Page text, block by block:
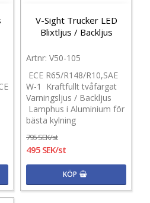
V-Sight Trucker LED
Blixtljus / Backljus
V50-105
ECE R65/R148/R10,SAE
W-1 Kraftfullt tvåfärgat
Varningsljus / Backljus
Lamphus i Aluminium för
bästa kylning
795 SEK/st
495 SEK/st
KÖP